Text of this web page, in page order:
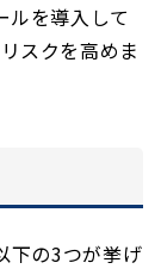
ルを導入して
スクを高めま
下の3つが挙げ